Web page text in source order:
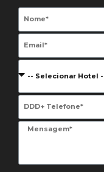
Nome
Email
Telefone